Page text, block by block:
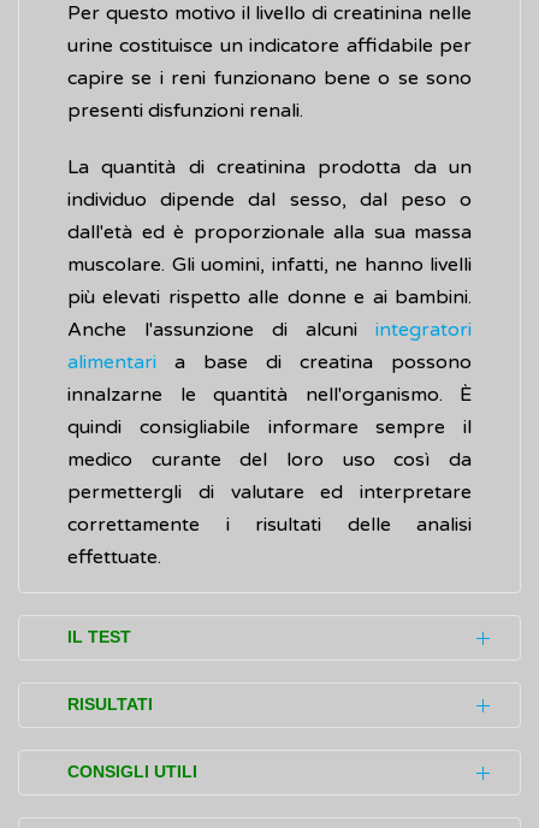
Per questo motivo il livello di creatinina nelle
urine costituisce un indicatore affidabile per
capire se i reni funzionano bene o se sono
presenti disfunzioni renali.
La quantità di creatinina prodotta da un
individuo dipende dal sesso, dal peso o
dall'età ed è proporzionale alla sua massa
muscolare. Gli uomini, infatti, ne hanno livelli
più elevati rispetto alle donne e ai bambini.
Anche l'assunzione di alcuni integratori
alimentari a base di creatina possono
innalzarne le quantità nell'organismo. È
quindi consigliabile informare sempre il
medico curante del loro uso così da
permettergli di valutare ed interpretare
correttamente i risultati delle analisi
effettuate.
IL TEST
La rilevazione dei valori (test) della creatinina
è fondamentale per valutare la funzionalità
renale. Essa è prescritta a persone che
presentano disturbi (sintomi) quali:
RISULTATI
I valori di creatinina presenti nel sangue e
nelle urine variano in base ad età, sesso,
CONSIGLI UTILI